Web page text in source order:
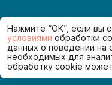
© 2026Политика
Сделано в
Нажмите “ОК”, если вы
условиями обработки
данных о поведении на
необходимых для
обработку cookie